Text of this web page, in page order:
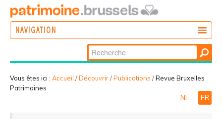
NAVIGATION
PARTICIPER
Chercher par
Recherche
avancée…
Vous êtes ici : Accueil /Découvrir/Publications /Revue Bruxelles
Patrimoines
NL FR